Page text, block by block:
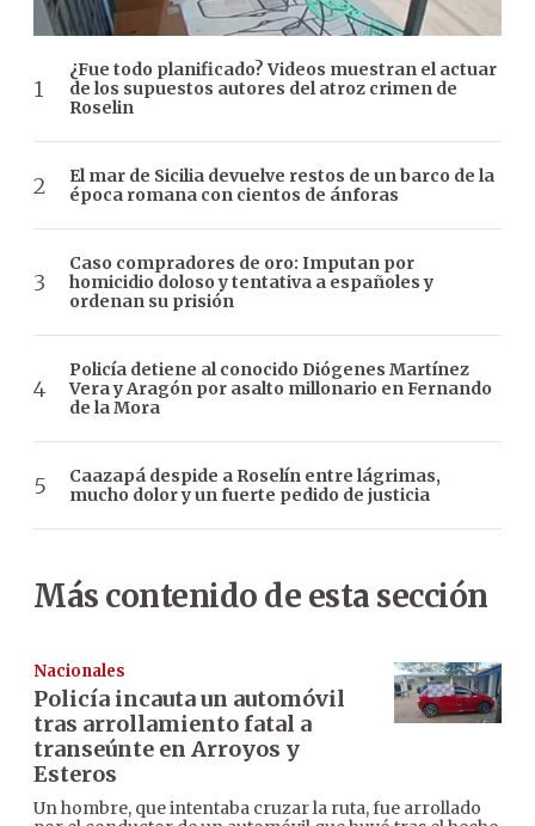
¿Fue todo planificado? Videos muestran el actuar
de los supuestos autores del atroz crimen de
Roselin
El mar de Sicilia devuelve restos de un barco de la
época romana con cientos de ánforas
Caso compradores de oro: Imputan por
homicidio doloso y tentativa a españoles y
ordenan su prisión
Policía detiene al conocido Diógenes Martínez
Vera y Aragón por asalto millonario en Fernando
de la Mora
Caazapá despide a Roselín entre lágrimas,
mucho dolor y un fuerte pedido de justicia
Más contenido de esta sección
Nacionales
Policía incauta un automóvil
tras arrollamiento fatal a
transeúnte en Arroyos y
Esteros
Un hombre, que intentaba cruzar la ruta, fue arrollado